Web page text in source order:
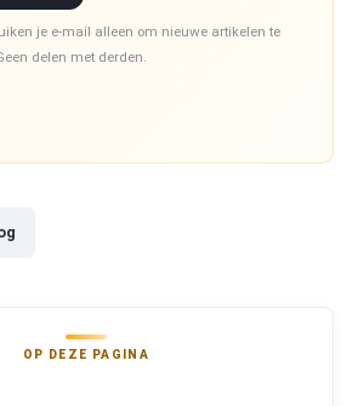
je e-mail alleen om nieuwe artikelen te
delen met derden.
OP DEZE PAGINA